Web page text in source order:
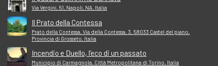
Via Vergini, 51, Napoli, NA, Italia
Il Prato della Contessa
Prato della Contessa, Via della Contessa, 3, 58033 Castel del piano,
Provincia di Grosseto, Italia
Incendio e Duello, l’eco di un passato
Municipio di Carmagnola, Città Metropolitana di Torino, Italia